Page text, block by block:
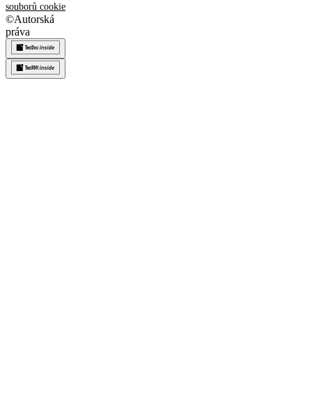
souborů cookie
©Autorská
práva